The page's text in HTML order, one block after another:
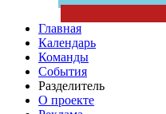
Главная
Календарь
Команды
События
Разделитель
О проекте